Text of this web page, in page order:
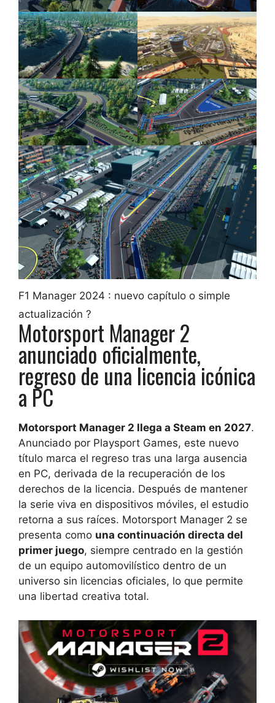
F1 Manager 2024 : nuevo capítulo o simple
actualización ?
Motorsport Manager 2
anunciado oficialmente,
regreso de una licencia icónica
a PC
Motorsport Manager 2 llega a Steam en 2027.
Anunciado por Playsport Games, este nuevo
título marca el regreso tras una larga ausencia
en PC, derivada de la recuperación de los
derechos de la licencia. Después de mantener
la serie viva en dispositivos móviles, el estudio
retorna a sus raíces. Motorsport Manager 2 se
presenta como una continuación directa del
primer juego, siempre centrado en la gestión
de un equipo automovilístico dentro de un
universo sin licencias oficiales, lo que permite
una libertad creativa total.